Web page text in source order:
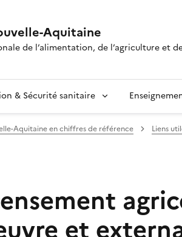
Aquitaine
de l’alimentation, de l’agriculture et
& Sécurité sanitaire
Aquitaine en chiffres de référence Liens
et